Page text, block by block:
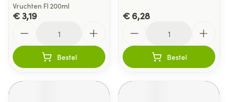
Vruchten Fl 200ml
€ 3,19
Bestel
€ 6,28
Bestel